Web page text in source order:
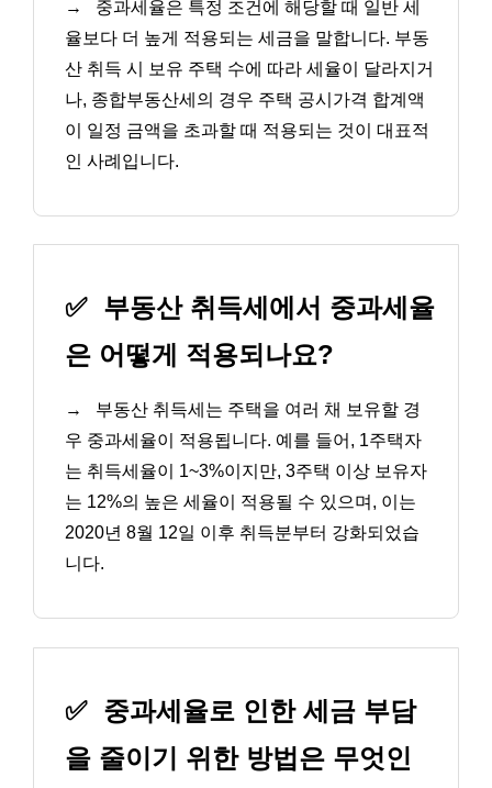
→
중과세율은 특정 조건에 해당할 때 일반 세
율보다 더 높게 적용되는 세금을 말합니다. 부동
산 취득 시 보유 주택 수에 따라 세율이 달라지거
나, 종합부동산세의 경우 주택 공시가격 합계액
이 일정 금액을 초과할 때 적용되는 것이 대표적
인 사례입니다.
✅ 부동산 취득세에서 중과세율
은 어떻게 적용되나요?
→
부동산 취득세는 주택을 여러 채 보유할 경
우 중과세율이 적용됩니다. 예를 들어, 1주택자
는 취득세율이 1~3%이지만, 3주택 이상 보유자
는 12%의 높은 세율이 적용될 수 있으며, 이는
2020년 8월 12일 이후 취득분부터 강화되었습
니다.
✅ 중과세율로 인한 세금 부담
을 줄이기 위한 방법은 무엇인